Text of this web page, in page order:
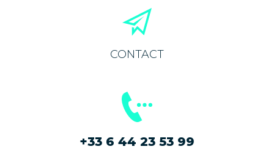
CONTACT
+33 6 44 23 53 99